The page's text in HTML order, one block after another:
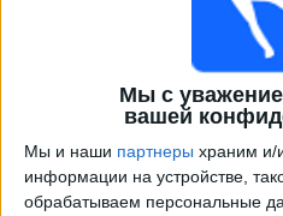
Мы с
вашей
Мы и наши партнеры храним и/
информации на устройстве,
обрабатываем персональные